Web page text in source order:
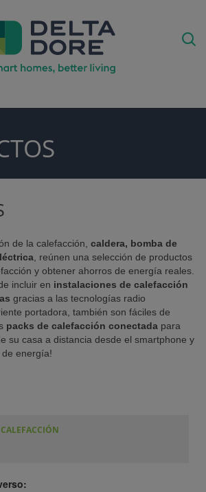
de la calefacción, caldera, bomba de
, reúnen una selección de productos
y obtener ahorros de energía reales.
incluir en instalaciones de calefacción
gracias a las tecnologías radio
portadora, también son fáciles de
packs de calefacción conectada para
su casa a distancia desde el smartphone y
energía!